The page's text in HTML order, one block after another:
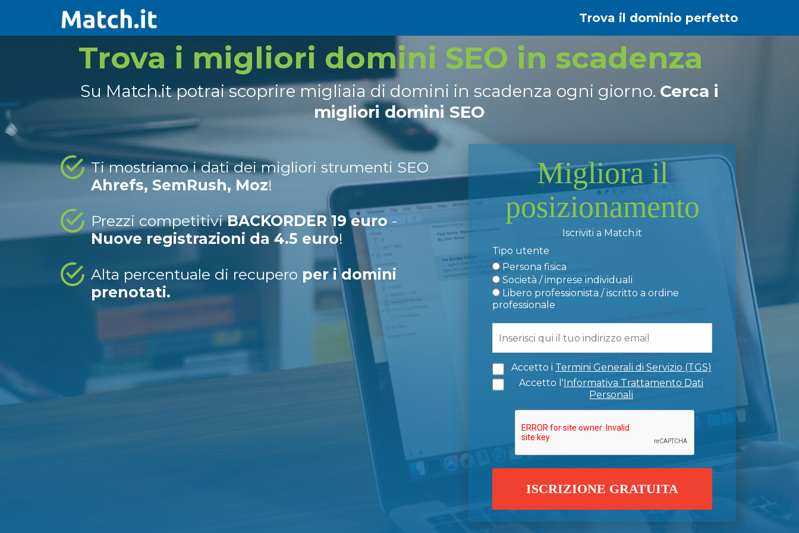
Trova il dominio perfetto
Trova i migliori domini SEO in scadenza
Su Match.it potrai scoprire migliaia di domini in scadenza ogni giorno. Cerca i
migliori domini SEO
Ti mostriamo i dati dei migliori strumenti SEO
Ahrefs, SemRush, Moz!
Prezzi competitiviBACKORDER 19 euro -
Nuove registrazioni da 4.5 euro!
Alta percentuale di recupero per i domini
prenotati.
Migliora il
posizionamento
Iscriviti a Match.it
Tipo utente
Persona fisica
Società / imprese individuali
Libero professionista / iscritto a ordine
professionale
Accetto i Termini Generali di Servizio (TGS)
Accetto l'Informativa Trattamento Dati
Personali